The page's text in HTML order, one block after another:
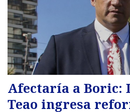
Afectaría a Boric:
Teao ingresa